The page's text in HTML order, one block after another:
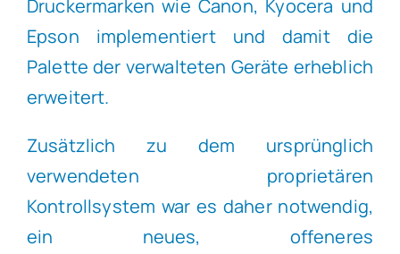
Druckermarken wie Canon, Kyocera und
Epson implementiert und damit die
Palette der verwalteten Geräte erheblich
erweitert.
Zusätzlich zu dem ursprünglich
verwendeten proprietären
Kontrollsystem war es daher notwendig,
ein neues, offeneres